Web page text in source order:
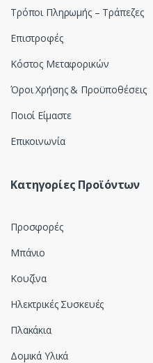
Τρόποι Πληρωμής – Τράπεζες
Επιστροφές
Κόστος Μεταφορικών
Όροι Χρήσης & Προϋποθέσεις
Ποιοί Είμαστε
Επικοινωνία
Κατηγορίες Προϊόντων
Προσφορές
Μπάνιο
Κουζίνα
Ηλεκτρικές Συσκευές
Πλακάκια
Δομικά Υλικά